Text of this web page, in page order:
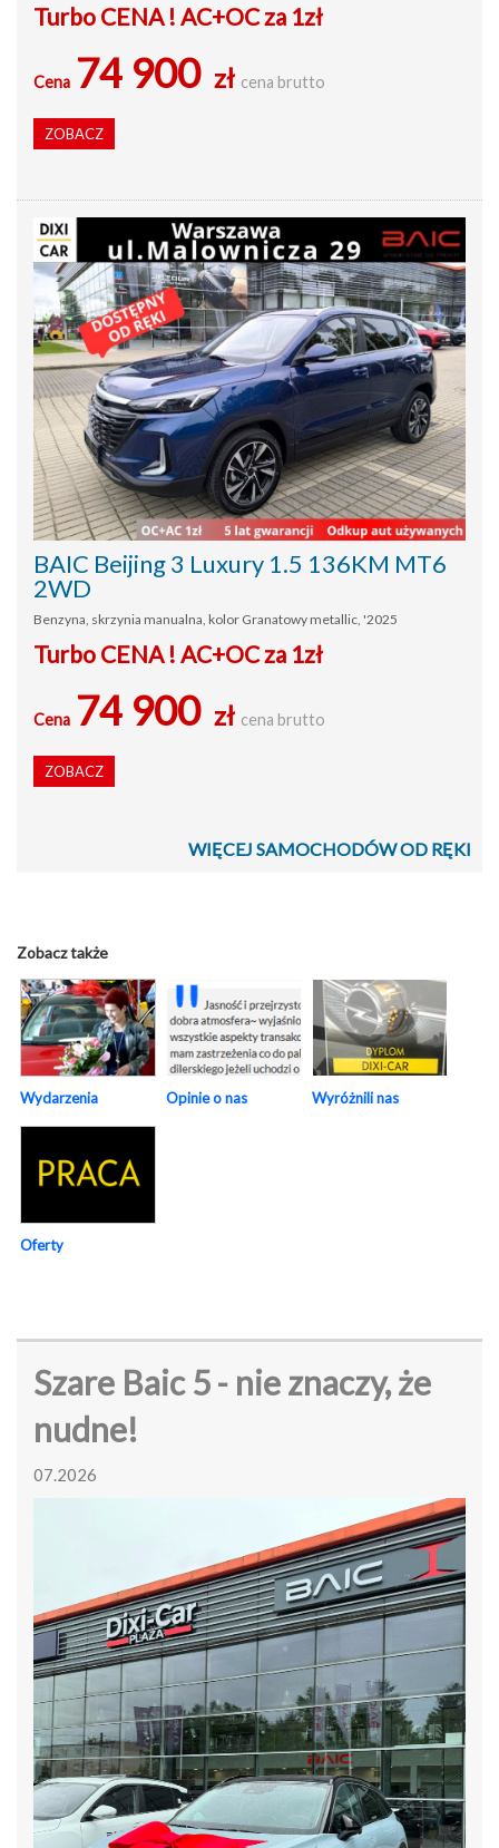
Turbo CENA ! AC+OC za 1zł
Cena 74 900 zł cena brutto
ZOBACZ
BAIC Beijing 3 Luxury 1.5 136KM MT6
2WD
Benzyna, skrzynia manualna, kolor Granatowy metallic, '2025
Turbo CENA ! AC+OC za 1zł
Cena 74 900 zł cena brutto
ZOBACZ
WIĘCEJ SAMOCHODÓW OD RĘKI
Zobacz także
Wydarzenia Opinie o nas Wyróżnili nas
Oferty
Szare Baic 5 - nie znaczy, że
nudne!
07.2026